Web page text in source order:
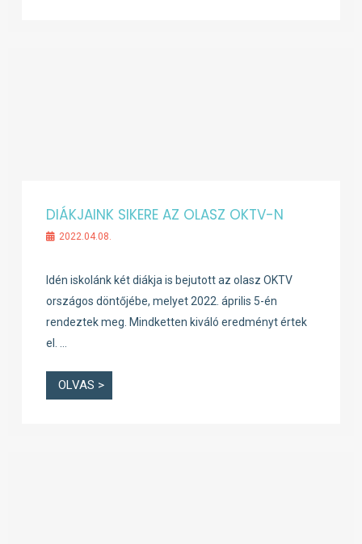
DIÁKJAINK SIKERE AZ OLASZ OKTV-N
2022.04.08.
Idén iskolánk két diákja is bejutott az olasz OKTV
országos döntőjébe, melyet 2022. április 5-én
rendeztek meg. Mindketten kiváló eredményt értek
el. …
OLVAS >